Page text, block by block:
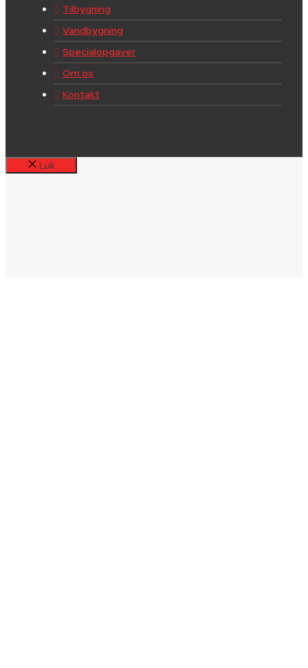
Tilbygning
Vandbygning
Specialopgaver
Om os
Kontakt
Luk